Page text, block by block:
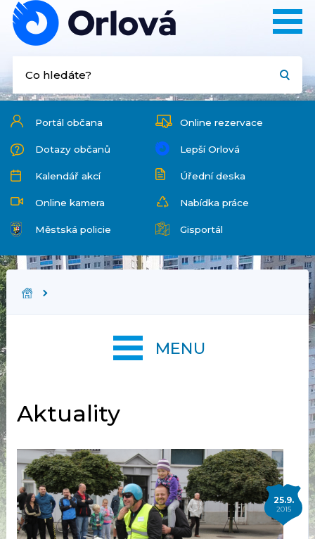
Portál občana Online rezervace
Dotazy občanů Lepší Orlová
Kalendář akcí Úřední deska
Online kamera Nabídka práce
Městská policie Gisportál
Aktuality
25.9.
2015
MENU